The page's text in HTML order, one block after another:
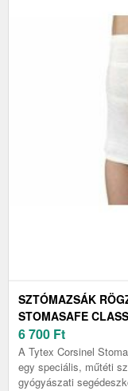
SZTÓMAZSÁK
STOMASAFE
6 700 Ft
A Tytex Corsinel
egy speciális, műtéti
gyógyászati